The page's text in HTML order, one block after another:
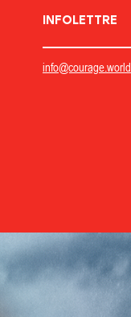
INFOLETTRE
info@courage.world